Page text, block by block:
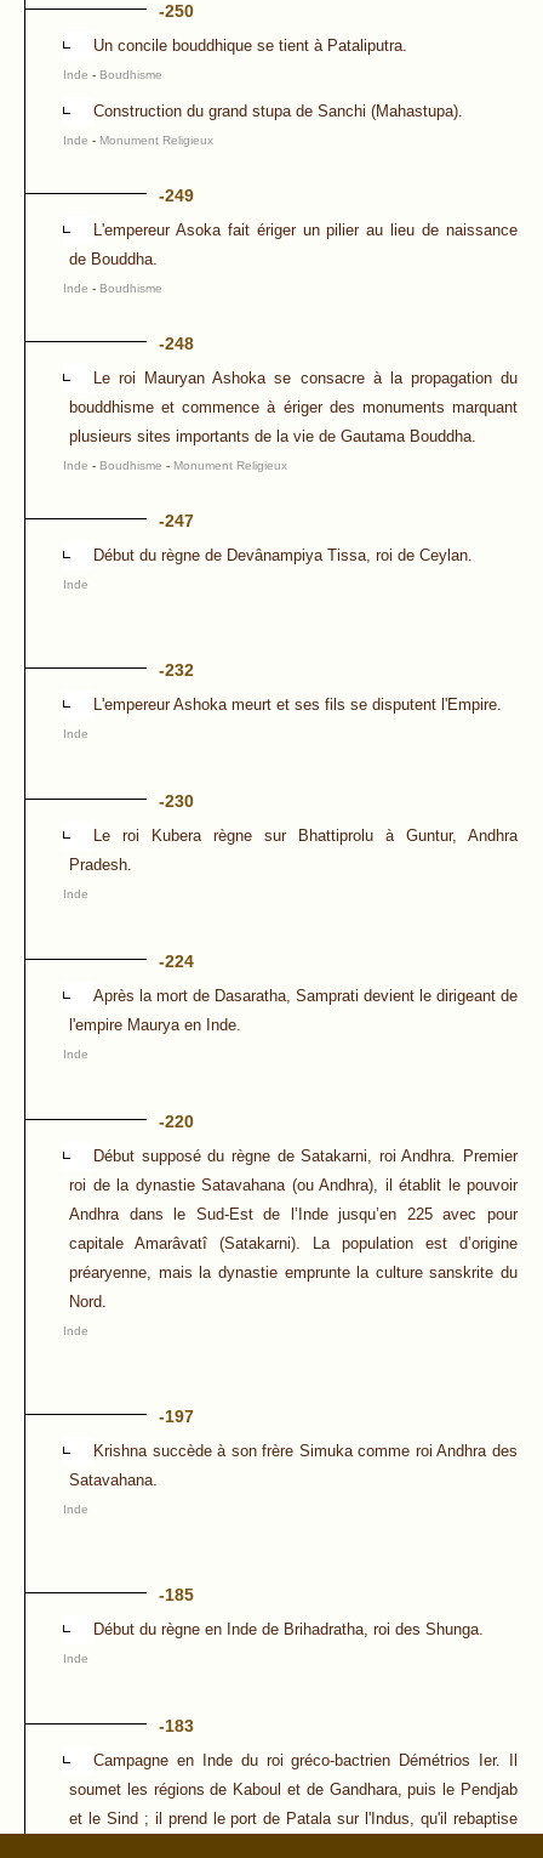
-250
Un concile bouddhique se tient à Pataliputra.
Inde - Boudhisme
Construction du grand stupa de Sanchi (Mahastupa).
Inde - Monument Religieux
-249
L'empereur Asoka fait ériger un pilier au lieu de naissance
de Bouddha.
Inde - Boudhisme
-248
Le roi Mauryan Ashoka se consacre à la propagation du
bouddhisme et commence à ériger des monuments marquant
plusieurs sites importants de la vie de Gautama Bouddha.
Inde - Boudhisme - Monument Religieux
-247
Début du règne de Devânampiya Tissa, roi de Ceylan.
Inde
-232
L'empereur Ashoka meurt et ses fils se disputent l'Empire.
Inde
-230
Le roi Kubera règne sur Bhattiprolu à Guntur, Andhra
Pradesh.
Inde
-224
Après la mort de Dasaratha, Samprati devient le dirigeant de
l'empire Maurya en Inde.
Inde
-220
Début supposé du règne de Satakarni, roi Andhra. Premier
roi de la dynastie Satavahana (ou Andhra), il établit le pouvoir
Andhra dans le Sud-Est de l’Inde jusqu’en 225 avec pour
capitale Amarâvatî (Satakarni). La population est d’origine
préaryenne, mais la dynastie emprunte la culture sanskrite du
Nord.
Inde
-197
Krishna succède à son frère Simuka comme roi Andhra des
Satavahana.
Inde
-185
Début du règne en Inde de Brihadratha, roi des Shunga.
Inde
-183
Campagne en Inde du roi gréco-bactrien Démétrios Ier. Il
soumet les régions de Kaboul et de Gandhara, puis le Pendjab
et le Sind ; il prend le port de Patala sur l'Indus, qu'il rebaptise